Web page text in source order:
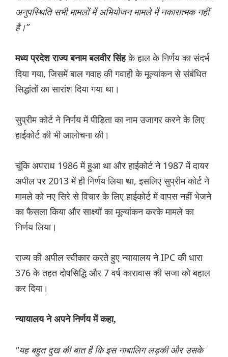
अनुपस्थिति सभी मामलों में अभियोजन मामले में नकारात्मक नहीं
है।”
मध्य प्रदेश राज्य बनाम बलवीर सिंहके हाल के निर्णय का संदर्भ
दिया गया, जिसमें बाल गवाह की गवाही के मूल्यांकन से संबंधित
सिद्धांतों का सारांश दिया गया था।
सुप्रीम कोर्ट ने निर्णय में पीड़िता का नाम उजागर करने के लिए
हाईकोर्ट की भी आलोचना की।
चूंकि अपराध 1986 में हुआ था और हाईकोर्ट ने 1987 में दायर
अपील पर 2013 में ही निर्णय लिया था, इसलिए सुप्रीम कोर्ट ने
मामले को नए सिरे से विचार के लिए हाईकोर्ट में वापस नहीं भेजने
का फैसला किया और साक्ष्यों का मूल्यांकन करके मामले का
निर्णय लिया।
राज्य की अपील स्वीकार करते हुए न्यायालय ने IPC की धारा
376 के तहत दोषसिद्धि और 7 वर्ष कारावास की सजा को बहाल
कर दिया।
न्यायालय ने अपने निर्णय में कहा,
"यह बहुत दुख की बात है कि इस नाबालिग लड़की और उसके